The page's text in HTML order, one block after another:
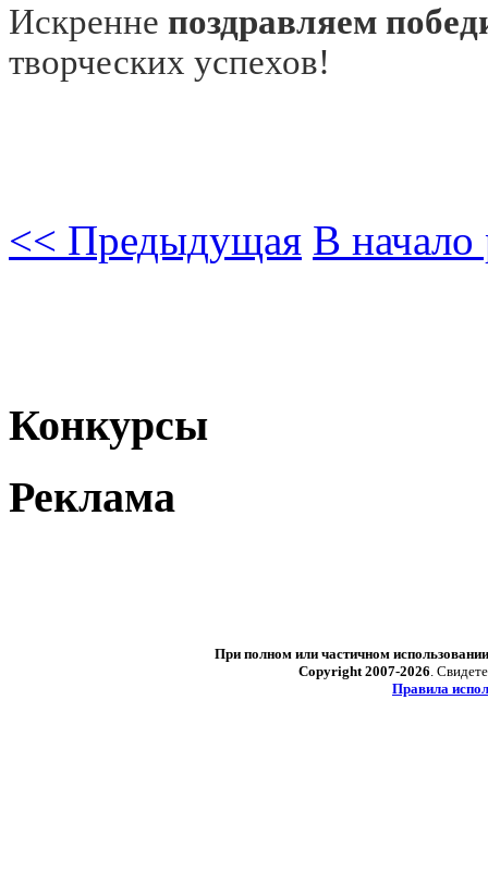
Искренне поздравляем
творческих успехов!
<< Предыдущая В начало
Конкурсы
Реклама
При полном или частичном
Copyright 2007-2026 .
Правила